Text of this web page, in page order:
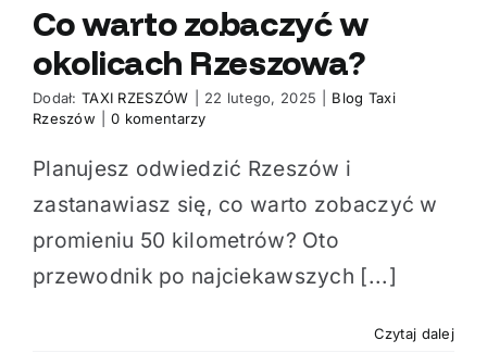
Co warto zobaczyć w
okolicach Rzeszowa?
Dodał:TAXI RZESZÓW 22 lutego, 2025
Blog Taxi
Rzeszów
0 komentarzy
Planujesz odwiedzić Rzeszów i
zastanawiasz się, co warto zobaczyć w
promieniu 50 kilometrów? Oto
przewodnik po najciekawszych [...]
Czytaj dalej